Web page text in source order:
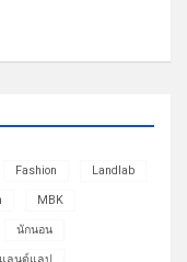
Fashion Landlab
MBK
นักนอน